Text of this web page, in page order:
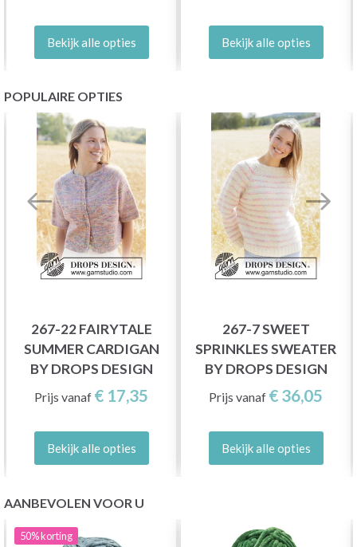
Bekijk alle opties Bekijk alle opties
POPULAIRE OPTIES
267-22 FAIRYTALE
SUMMER CARDIGAN
BY DROPS DESIGN
Prijs vanaf € 17,35
Bekijk alle opties
267-7 SWEET
SPRINKLES SWEATER
BY DROPS DESIGN
Prijs vanaf € 36,05
Bekijk alle opties
AANBEVOLEN VOOR U
50%korting